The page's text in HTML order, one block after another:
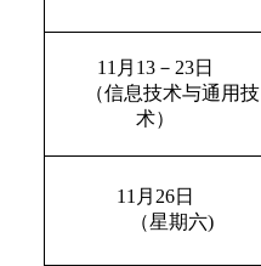
11月13－23日
（信息技术与通用技
术）
11月26日
（星期六)